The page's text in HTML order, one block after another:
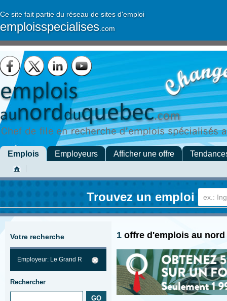
Ce site fait partie du réseau de sites d'emploi
emploisspecialises .com
Emplois Employeurs Afficher une offre
Trouvez un emploi
Votre recherche
Employeur: Le Grand R
Rechercher
1 offre d'emplois au